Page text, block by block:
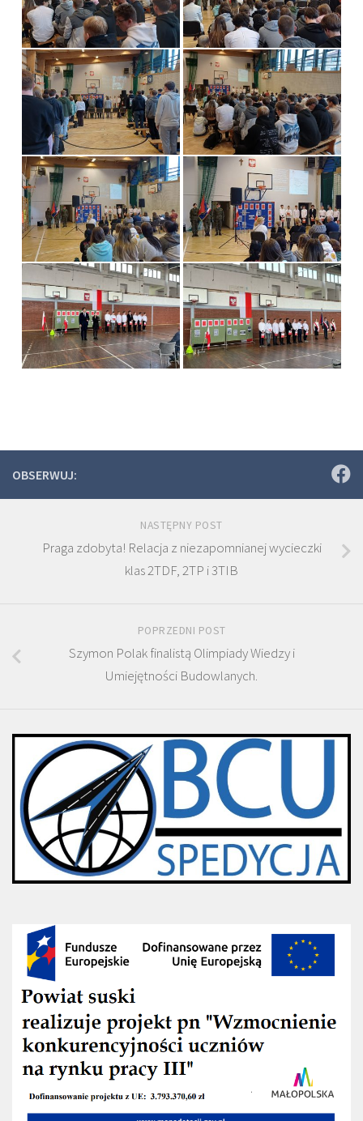
OBSERWUJ:
NASTĘPNY POST
Praga zdobyta! Relacja z niezapomnianej wycieczki
klas 2TDF, 2TP i 3TIB
POPRZEDNI POST
Szymon Polak finalistą Olimpiady Wiedzy i
Umiejętności Budowlanych.